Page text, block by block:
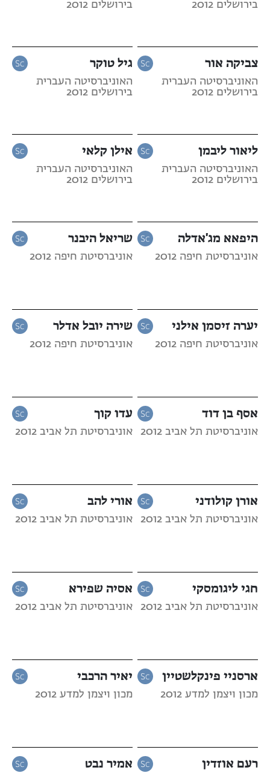
בירושלים 2012 בירושלים 2012
צביקה אור
האוניברסיטה העברית
בירושלים 2012
גיל טוקר
האוניברסיטה העברית
בירושלים 2012
ליאור ליבמן
האוניברסיטה העברית
בירושלים 2012
אילן קלאי
האוניברסיטה העברית
בירושלים 2012
היפאא מג'אדלה
אוניברסיטת חיפה 2012
שריאל היבנר
אוניברסיטת חיפה 2012
יערה זיסמן אילני
אוניברסיטת חיפה 2012
שירה יובל אדלר
אוניברסיטת חיפה 2012
אסף בן דוד
אוניברסיטת תל אביב 2012
עדו קוך
אוניברסיטת תל אביב 2012
אורן קולודני
אוניברסיטת תל אביב 2012
אורי להב
אוניברסיטת תל אביב 2012
חגי ליגומסקי
אוניברסיטת תל אביב 2012
אסיה שפירא
אוניברסיטת תל אביב 2012
ארסניי פינקלשטיין
מכון ויצמן למדע 2012
יאיר הרכבי
מכון ויצמן למדע 2012
רעם אוזדין אמיר נבט